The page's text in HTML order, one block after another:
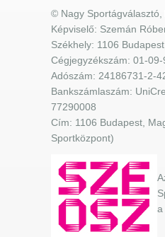
© Nagy Sportágválasztó,
Képviselő: Szemán
Székhely: 1106
Cégjegyzékszám: 01-
Adószám: 24186731-2-
Bankszámlaszám:
77290008
Cím: 1106 Budapest,
Sportközpont)
a